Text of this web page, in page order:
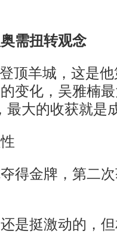
需扭转观念
羊城，这是他
变化，吴雅楠
最大的收获就是
金牌，第二次
挺激动的，但